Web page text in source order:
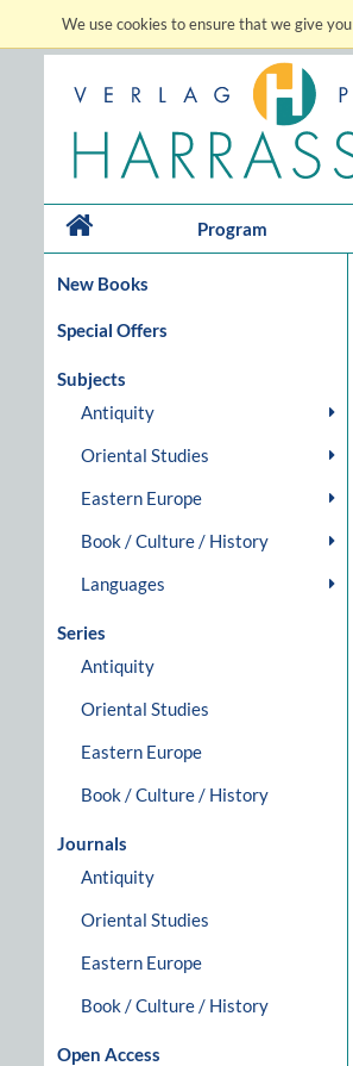
We use cookies to ensure that we give
Program
New Books
Special Offers
Subjects
Antiquity
Oriental Studies
Eastern Europe
Book / Culture / History
Languages
Series
Antiquity
Oriental Studies
Eastern Europe
Book / Culture / History
Journals
Antiquity
Oriental Studies
Eastern Europe
Book / Culture / History
Open Access